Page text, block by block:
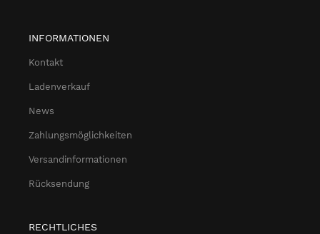
INFORMATIONEN
Kontakt
Ladenverkauf
News
Zahlungsmöglichkeiten
Versandinformationen
Rücksendung
RECHTLICHES